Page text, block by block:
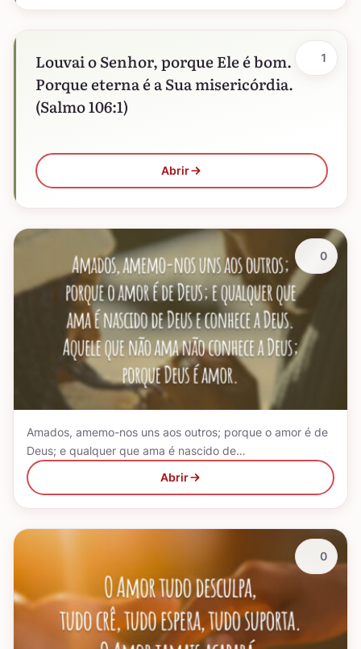
Louvai o Senhor, porque Ele é bom.
Porque eterna é a Sua misericórdia.
(Salmo 106:1)
Abrir
1
Amados, amemo-nos uns aos outros; porque o amor é de
Deus; e qualquer que ama é nascido de…
Abrir
0
0